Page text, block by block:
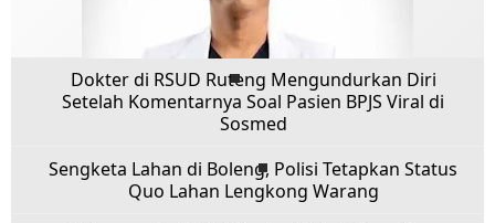
Dokter di RSUD Ruteng Mengundurkan Diri
Setelah Komentarnya Soal Pasien BPJS Viral di
Sosmed
Sengketa Lahan di Boleng, Polisi Tetapkan Status
Quo Lahan Lengkong Warang